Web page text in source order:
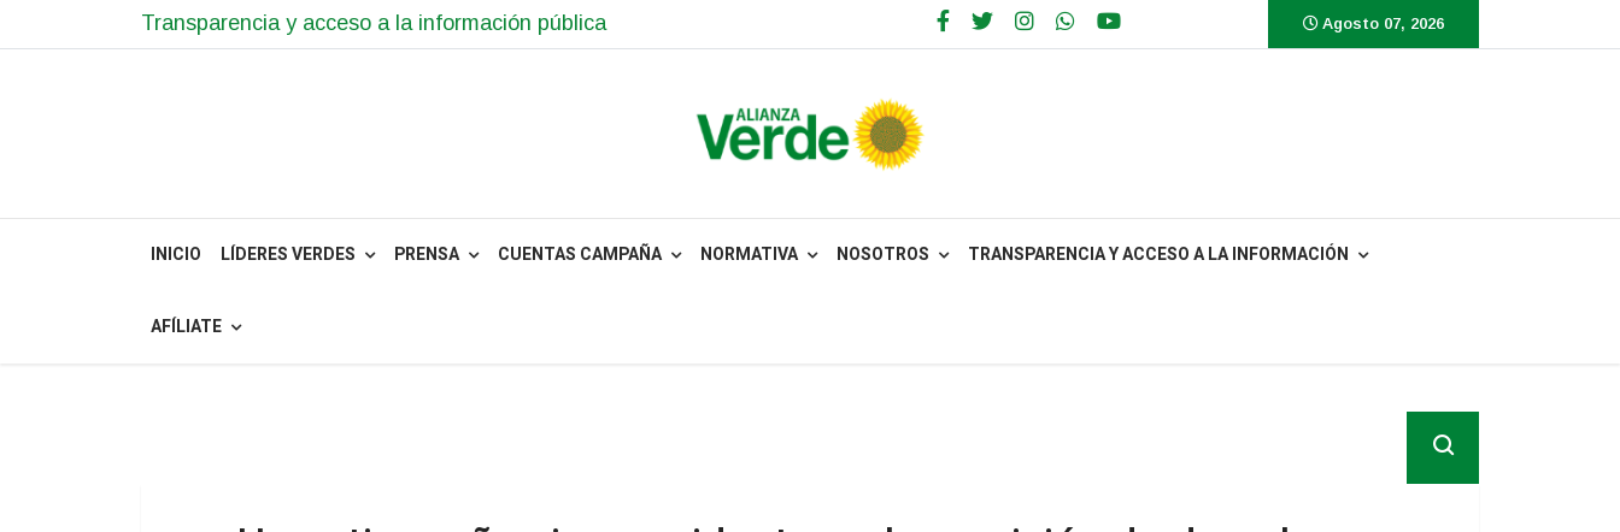
Transparencia y acceso a la información pública Agosto 07, 2026
INICIO LÍDERES VERDES PRENSA CUENTAS CAMPAÑA NORMATIVA NOSOTROS TRANSPARENCIA Y ACCESO A LA INFORMACIÓN
AFÍLIATE